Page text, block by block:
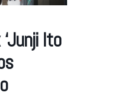
Ito